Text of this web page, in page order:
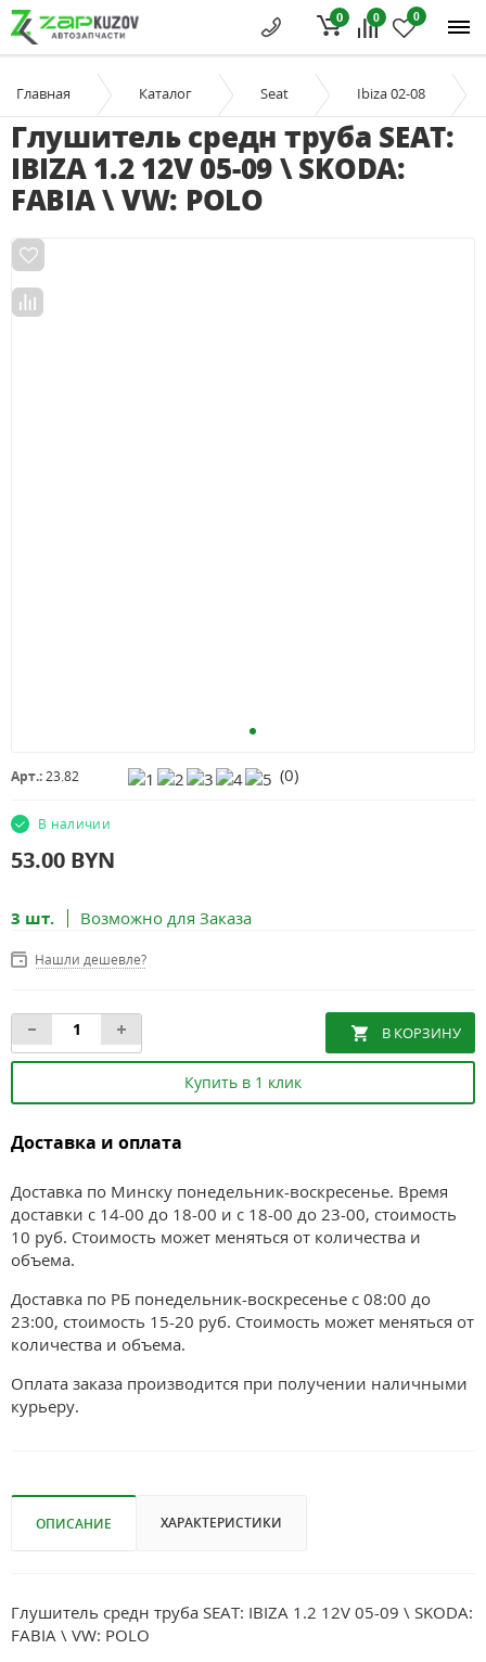
0 0
0
Главная Каталог Seat Ibiza 02-08
Глушитель средн труба SEAT:
IBIZA 1.2 12V 05-09 \ SKODA:
FABIA \ VW: POLO
Арт.:23.82 (0)
В наличии
53.00 BYN
3 шт. Возможно для Заказа
Нашли дешевле?
Купить в 1 клик
Доставка и оплата
Доставка по Минску понедельник-воскресенье. Время
доставки с 14-00 до 18-00 и с 18-00 до 23-00, стоимость
10 руб. Стоимость может меняться от количества и
объема.
Доставка по РБ понедельник-воскресенье с 08:00 до
23:00, стоимость 15-20 руб. Стоимость может меняться от
количества и объема.
Оплата заказа производится при получении наличными
курьеру.
ОПИСАНИЕ ХАРАКТЕРИСТИКИ
Глушитель средн труба SEAT: IBIZA 1.2 12V 05-09 \ SKODA:
FABIA \ VW: POLO